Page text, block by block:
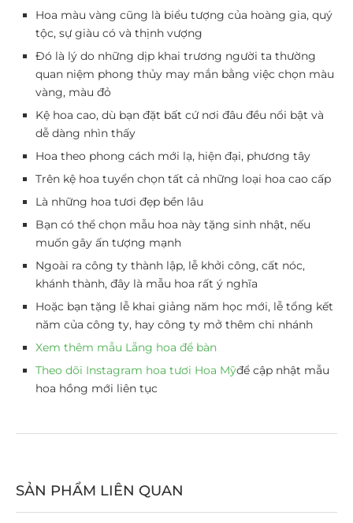
Hoa màu vàng cũng là biểu tượng của hoàng gia, quý
tộc, sự giàu có và thịnh vượng
Đó là lý do những dịp khai trương người ta thường
quan niệm phong thủy may mắn bằng việc chọn màu
vàng, màu đỏ
Kệ hoa cao, dù bạn đặt bất cứ nơi đâu đều nổi bật và
dễ dàng nhìn thấy
Hoa theo phong cách mới lạ, hiện đại, phương tây
Trên kệ hoa tuyển chọn tất cả những loại hoa cao cấp
Là những hoa tươi đẹp bền lâu
Bạn có thể chọn mẫu hoa này tặng sinh nhật, nếu
muốn gây ấn tượng mạnh
Ngoài ra công ty thành lập, lễ khởi công, cất nóc,
khánh thành, đây là mẫu hoa rất ý nghĩa
Hoặc bạn tặng lễ khai giảng năm học mới, lễ tổng kết
năm của công ty, hay công ty mở thêm chi nhánh
Xem thêm mẫu Lẵng hoa để bàn
Theo dõi Instagram hoa tươi Hoa Mỹđể cập nhật mẫu
hoa hồng mới liên tục
SẢN PHẨM LIÊN QUAN